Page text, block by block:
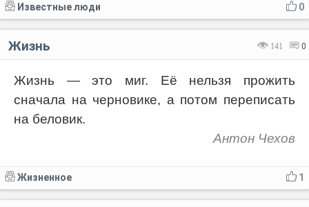
0
Известные люди
141 0
Жизнь
Жизнь — это миг. Её нельзя прожить
сначала на черновике, а потом переписать
на беловик.
Антон Чехов
1
Жизненное